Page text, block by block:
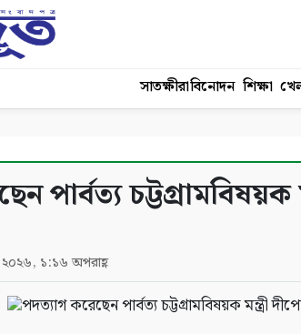
সাতক্ষীরাবিনোদন শিক্ষা
পার্বত্য চট্টগ্রামবিষয়ক
১:১৬ অপরাহ্ণ